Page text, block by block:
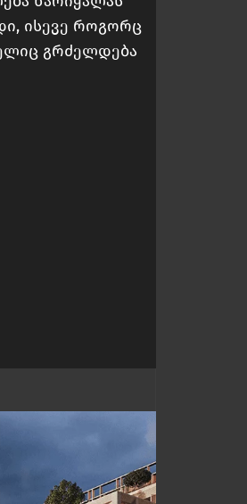
ისევე როგორც
გრძელდება